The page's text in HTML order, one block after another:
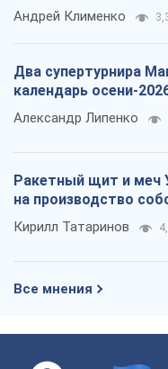
Андрей Клименко
Два супертурнира
календарь осени-
Александр Липенко
Ракетный щит и меч
на производство
Кирилл Татаринов
Все мнения